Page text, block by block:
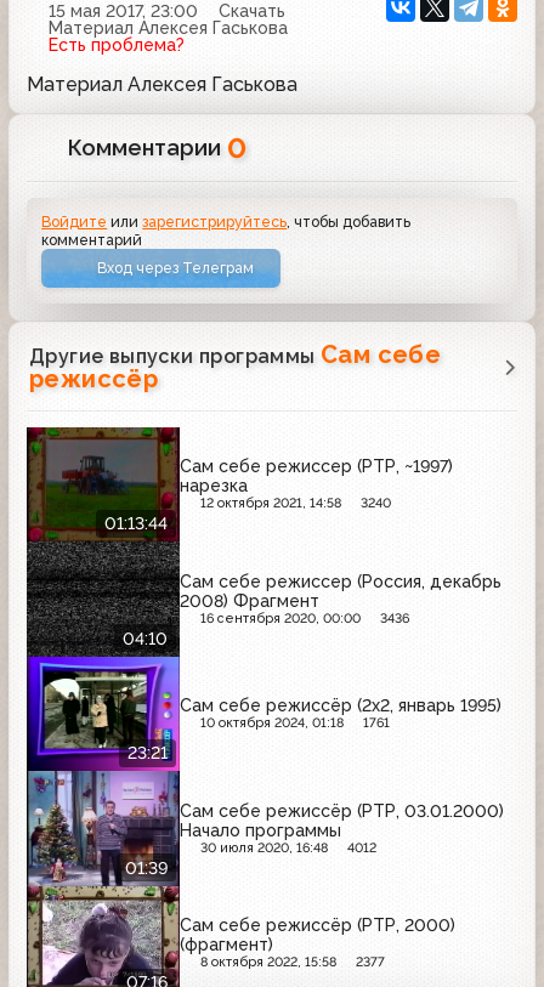
15 мая 2017, 23:00
Скачать
Материал Алексея Гаськова
Есть проблема?
Материал Алексея Гаськова
Комментарии 0
Войдите илизарегистрируйтесь, чтобы добавить
комментарий
Вход через Телеграм
Другие выпуски программы Сам себе
режиссёр
01:13:44
Сам себе режиссер (РТР, ~1997)
нарезка
12 октября 2021, 14:58 3240
04:10
Сам себе режиссер (Россия, декабрь
2008) Фрагмент
16 сентября 2020, 00:00 3436
23:21
Сам себе режиссёр (2x2, январь 1995)
10 октября 2024, 01:18 1761
01:39
Сам себе режиссёр (РТР, 03.01.2000)
Начало программы
30 июля 2020, 16:48 4012
07:16
Сам себе режиссёр (РТР, 2000)
(фрагмент)
8 октября 2022, 15:58 2377